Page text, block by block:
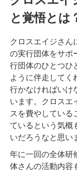
と覚悟とは
クロスエイジさん
の実行団体をサポ
行団体のひとつひ
ように伴走してく
行かなければいけ
います。クロスエ
スを費やしている
ているという気概
いだろうなと思い
年に一回の全体研
体さんの活動内容